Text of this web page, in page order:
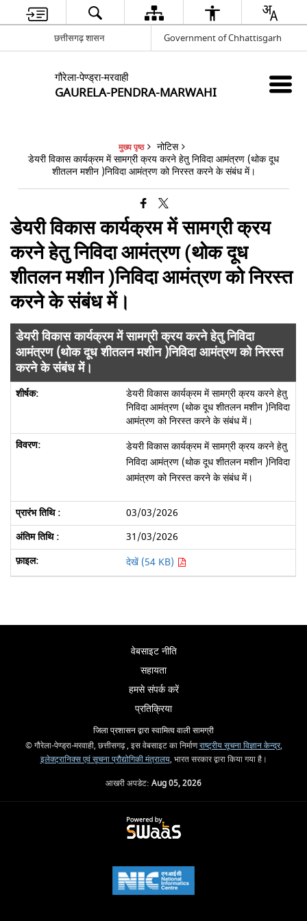
छत्तीसगढ़ शासन Government of Chhattisgarh
गौरेला-पेण्ड्रा-मरवाही
GAURELA-PENDRA-MARWAHI
मुख्य पृष्ठ
नोटिस
डेयरी विकास कार्यक्रम में सामग्री क्रय करने हेतु निविदा आमंत्रण (थोक दूध
शीतलन मशीन )निविदा आमंत्रण को निरस्त करने के संबंध में।
डेयरी विकास कार्यक्रम में सामग्री क्रय
करने हेतु निविदा आमंत्रण (थोक दूध
शीतलन मशीन )निविदा आमंत्रण को निरस्त
करने के संबंध में।
डेयरी विकास कार्यक्रम में सामग्री क्रय करने हेतु निविदा
आमंत्रण (थोक दूध शीतलन मशीन )निविदा आमंत्रण को निरस्त
करने के संबंध में।
डेयरी विकास कार्यक्रम में सामग्री क्रय करने हेतु
निविदा आमंत्रण (थोक दूध शीतलन मशीन )निविदा
आमंत्रण को निरस्त करने के संबंध में।
डेयरी विकास कार्यक्रम में सामग्री क्रय करने हेतु
निविदा आमंत्रण (थोक दूध शीतलन मशीन )निविदा
आमंत्रण को निरस्त करने के संबंध में।
03/03/2026
31/03/2026
देखें (54 KB)
वेबसाइट नीति
सहायता
हमसे संपर्क करें
प्रतिक्रिया
जिला प्रशासन द्वारा स्वामित्व वाली सामग्री
© गौरेला-पेण्ड्रा-मरवाही, छत्तीसगढ़ , इस वेबसाइट का निर्माणराष्ट्रीय सूचना विज्ञान केन्द्र,
इलेक्ट्रानिक्स एवं सूचना प्रौद्योगिकी मंत्रालय, भारत सरकार द्वारा किया गया है।
आखरी अपडेट: Aug 05, 2026